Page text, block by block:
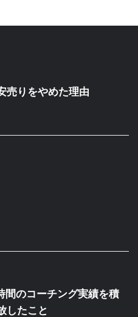
売りをやめた理由
間のコーチング実績を積
したこと